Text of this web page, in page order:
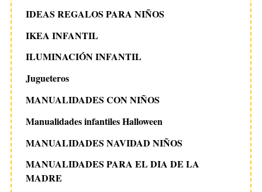
IDEAS REGALOS PARA NIÑOS
IKEA INFANTIL
ILUMINACIÓN INFANTIL
Jugueteros
MANUALIDADES CON NIÑOS
Manualidades infantiles Halloween
MANUALIDADES NAVIDAD NIÑOS
MANUALIDADES PARA EL DIA DE LA
MADRE